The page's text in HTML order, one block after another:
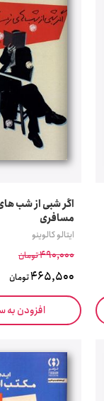
اگر شبی از شب
مسافری
ایتالو کالوینو
490,000تومان
465,500تومان
افزودن به